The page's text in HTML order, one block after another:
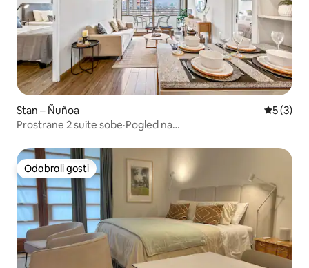
Stan – Ñuñoa
5 (3)
Prostrane 2 suite sobe·Pogled na
Odabrali gosti
Odabrali gosti